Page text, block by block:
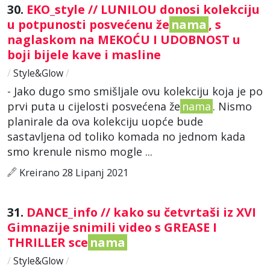
30. EKO_style // LUNILOU donosi kolekciju
u potpunosti posvećenu že nama , s
naglaskom na MEKOĆU I UDOBNOST u
boji bijele kave i masline
/ Style&Glow/
- Jako dugo smo smišljale ovu kolekciju koja je po
prvi puta u cijelosti posvećena že nama . Nismo
planirale da ova kolekciju uopće bude
sastavljena od toliko komada no jednom kada
smo krenule nismo mogle ...
Kreirano 28 Lipanj 2021
31. DANCE_info // kako su četvrtaši iz XVI
Gimnazije snimili video s GREASE I
THRILLER sce nama
/ Style&Glow/